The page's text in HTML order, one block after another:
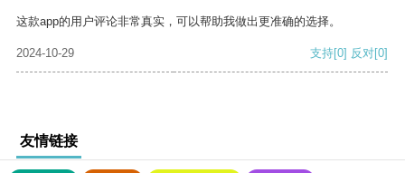
这款app的用户评论非常真实，可以帮助我做出更准确的选择。
2024-10-29 支持[0] 反对[0]
友情链接